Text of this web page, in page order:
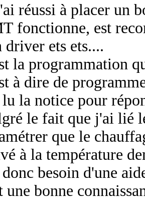
réussi à placer un
fonctionne, est
driver ets ets....
la programmation
à dire de
la notice pour
le fait que j'ai lié
que le
à la température
besoin d'une
une bonne